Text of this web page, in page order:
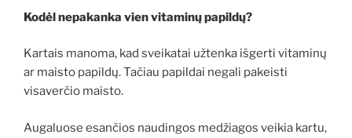
Kodėlnepakanka vien vitaminų papildų?
Kartais manoma, kad sveikatai užtenka išgerti vitaminų
ar maisto papildų. Tačiau papildai negali pakeisti
visaverčio maisto.
Augaluose esančios naudingos medžiagos veikia kartu,